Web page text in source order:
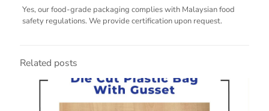
Yes, our food-grade packaging complies with Malaysian food
safety regulations. We provide certification upon request.
Related posts